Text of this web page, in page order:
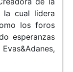
la cual lidera
los foros
esperanzas